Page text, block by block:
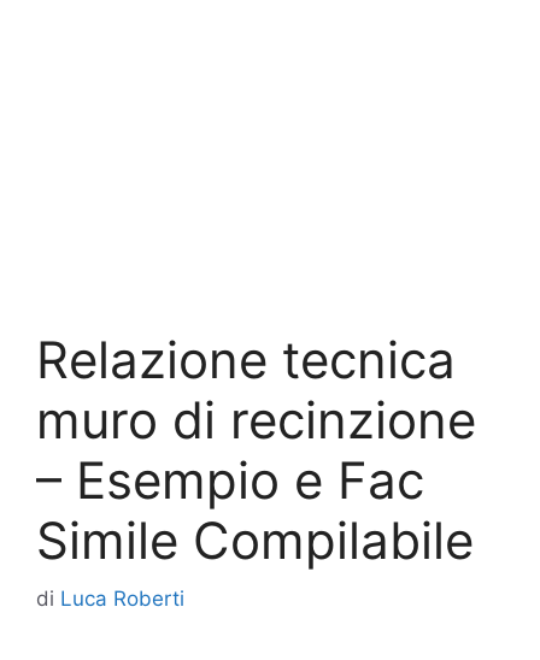
Relazione tecnica
muro di recinzione​​
– Esempio e Fac
Simile Compilabile
di Luca Roberti